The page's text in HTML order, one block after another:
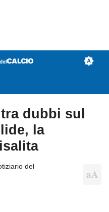
dubbi sul
la
del